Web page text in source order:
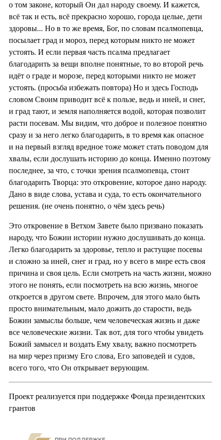
о том законе, который Он дал народу своему. И кажется,
всё так и есть, всё прекрасно хорошо, города целые, дети
здоровы... Но в то же время, Бог, по словам псалмопевца,
посылает град и мороз, перед которым никто не может
устоять. И если первая часть псалма предлагает
благодарить за вещи вполне понятные, то во второй речь
идёт о граде и морозе, перед которыми никто не может
устоять. (просьба избежать повтора) Но и здесь Господь
словом Своим приводит всё к пользе, ведь и иней, и снег,
и град тают, и земля наполняется водой, которая позволит
расти посевам. Мы видим, что доброе и полезное понятно
сразу и за него легко благодарить, в то время как опасное
и на первый взгляд вредное тоже может стать поводом для
хвалы, если дослушать историю до конца. Именно поэтому
последнее, за что, с точки зрения псалмопевца, стоит
благодарить Творца: это откровение, которое дано народу.
Дано в виде слова, устава и суда, то есть окончательного
решения. (не очень понятно, о чём здесь речь)
Это откровение в Ветхом Завете было призвано показать
народу, что Божии истории нужно дослушивать до конца.
Легко благодарить за здоровье, тепло и растущие посевы
и сложно за иней, снег и град, но у всего в мире есть своя
причина и своя цель. Если смотреть на часть жизни, можно
этого не понять, если посмотреть на всю жизнь, многое
откроется в другом свете. Впрочем, для этого мало быть
просто внимательным, мало дожить до старости, ведь
Божии замыслы больше, чем человеческая жизнь и даже
все человеческие жизни. Так вот, для того чтобы увидеть
Божий замысел и воздать Ему хвалу, важно посмотреть
на мир через призму Его слова, Его заповедей и судов,
всего того, что Он открывает верующим.
Проект реализуется при поддержке Фонда президентских
грантов